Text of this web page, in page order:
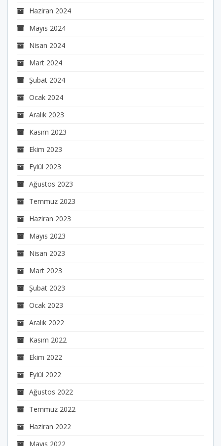
Haziran 2024
Mayıs 2024
Nisan 2024
Mart 2024
Şubat 2024
Ocak 2024
Aralık 2023
Kasım 2023
Ekim 2023
Eylül 2023
Ağustos 2023
Temmuz 2023
Haziran 2023
Mayıs 2023
Nisan 2023
Mart 2023
Şubat 2023
Ocak 2023
Aralık 2022
Kasım 2022
Ekim 2022
Eylül 2022
Ağustos 2022
Temmuz 2022
Haziran 2022
Mayıs 2022